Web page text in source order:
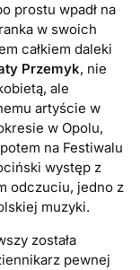
prostu wpadł na
w swoich
całkiem daleki
Przemyk, nie
ale
artyście w
w Opolu,
na Festiwalu
występ z
odczuciu, jedno z
muzyki.
została
pewnej